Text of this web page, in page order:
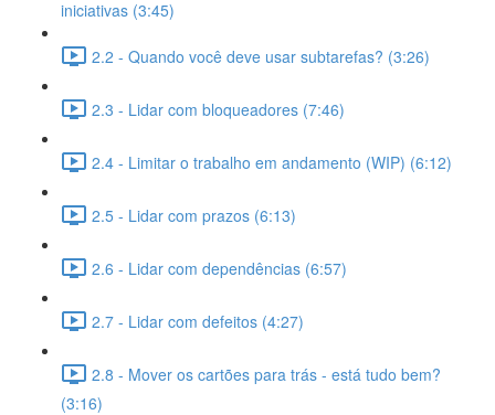
iniciativas (3:45)
2.2 - Quando você deve usar subtarefas? (3:26)
2.3 - Lidar com bloqueadores (7:46)
2.4 - Limitar o trabalho em andamento (WIP) (6:12)
2.5 - Lidar com prazos (6:13)
2.6 - Lidar com dependências (6:57)
2.7 - Lidar com defeitos (4:27)
2.8 - Mover os cartões para trás - está tudo bem?
(3:16)